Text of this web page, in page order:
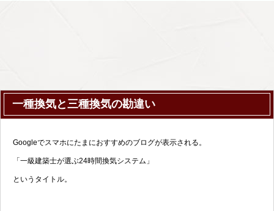
一種換気と三種換気の勘違い
Googleでスマホにたまにおすすめのブログが表示される。
「一級建築士が選ぶ24時間換気システム」
というタイトル。